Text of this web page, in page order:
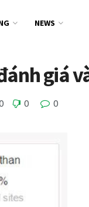
NEWS
giá
0 0